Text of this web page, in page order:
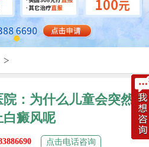
>
：为什么儿童会突然
白癜风呢
点击电话咨询